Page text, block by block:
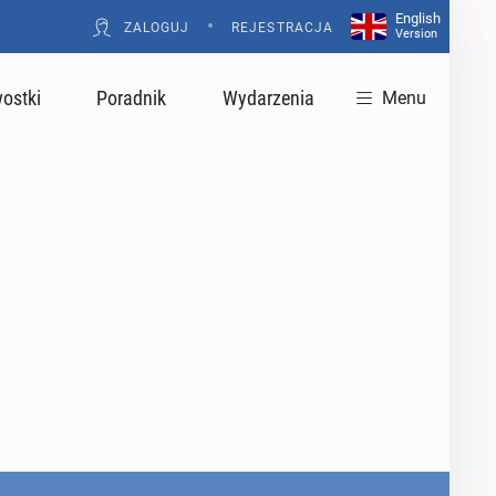
ZALOGUJ • REJESTRACJA
English
Version
Poradnik Wydarzenia Menu